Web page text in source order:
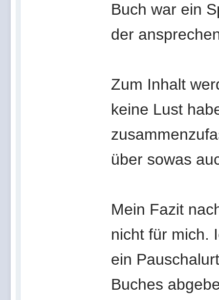
Buch war ein
der
Zum Inhalt
keine Lust
über sowas
Mein Fazit
nicht für mich.
ein
Buches